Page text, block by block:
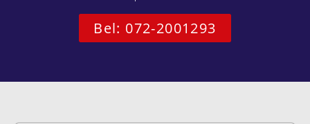
Bel: 072-2001293